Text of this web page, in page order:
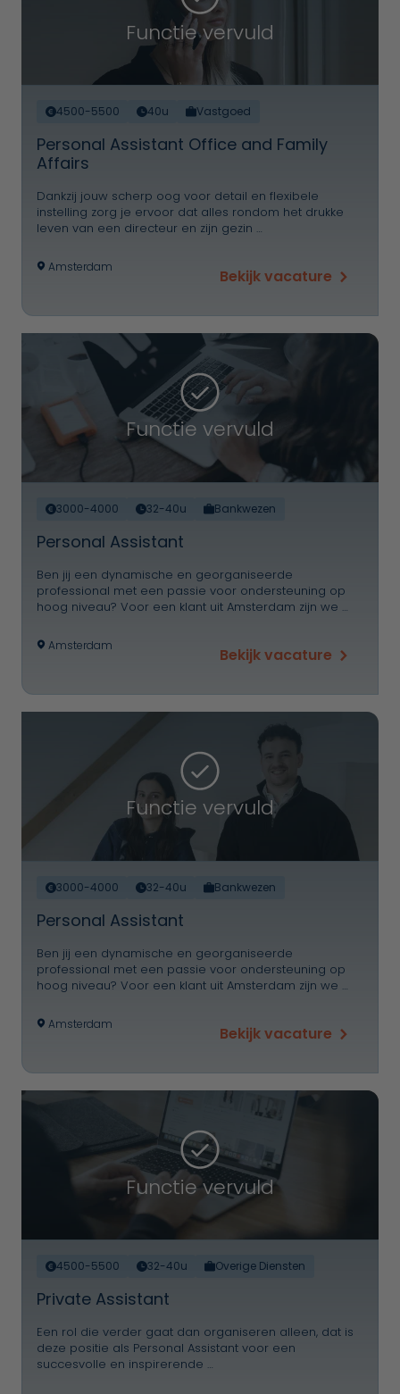
Functie vervuld
4500-5500 40u Vastgoed
Personal Assistant Office and Family
Affairs
Dankzij jouw scherp oog voor detail en flexibele
instelling zorg je ervoor dat alles rondom het drukke
leven van een directeur en zijn gezin …
Amsterdam Bekijk vacature
Functie vervuld
3000-4000 32-40u Bankwezen
Personal Assistant
Ben jij een dynamische en georganiseerde
professional met een passie voor ondersteuning op
hoog niveau? Voor een klant uit Amsterdam zijn we …
Amsterdam Bekijk vacature
Functie vervuld
3000-4000 32-40u Bankwezen
Personal Assistant
Ben jij een dynamische en georganiseerde
professional met een passie voor ondersteuning op
hoog niveau? Voor een klant uit Amsterdam zijn we …
Amsterdam Bekijk vacature
Functie vervuld
4500-5500 32-40u Overige Diensten
Private Assistant
Een rol die verder gaat dan organiseren alleen, dat is
deze positie als Personal Assistant voor een
succesvolle en inspirerende …